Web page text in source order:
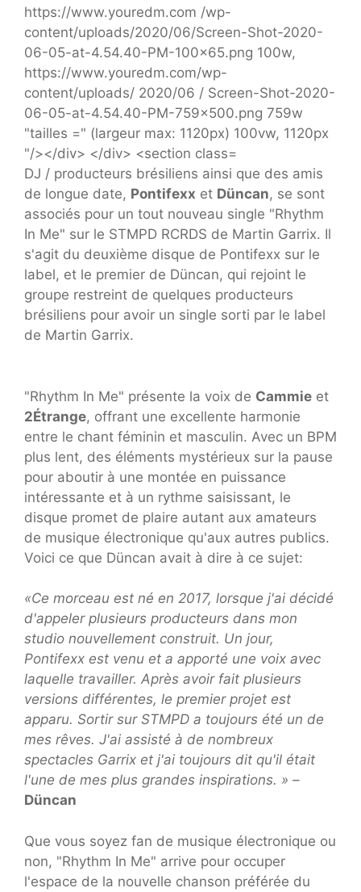
DJ / producteurs brésiliens ainsi que des amis
de longue date, Pontifexx et Düncan, se sont
associés pour un tout nouveau single "Rhythm
In Me" sur le STMPD RCRDS de Martin Garrix. Il
s'agit du deuxième disque de Pontifexx sur le
label, et le premier de Düncan, qui rejoint le
groupe restreint de quelques producteurs
brésiliens pour avoir un single sorti par le label
de Martin Garrix.
"Rhythm In Me" présente la voix de Cammie et
2Étrange, offrant une excellente harmonie
entre le chant féminin et masculin. Avec un BPM
plus lent, des éléments mystérieux sur la pause
pour aboutir à une montée en puissance
intéressante et à un rythme saisissant, le
disque promet de plaire autant aux amateurs
de musique électronique qu'aux autres publics.
Voici ce que Düncan avait à dire à ce sujet:
«Ce morceau est né en 2017, lorsque j'ai décidé
d'appeler plusieurs producteurs dans mon
studio nouvellement construit. Un jour,
Pontifexx est venu et a apporté une voix avec
laquelle travailler. Après avoir fait plusieurs
versions différentes, le premier projet est
apparu. Sortir sur STMPD a toujours été un de
mes rêves. J'ai assisté à de nombreux
spectacles Garrix et j'ai toujours dit qu'il était
l'une de mes plus grandes inspirations. » –
Düncan
Que vous soyez fan de musique électronique ou
non, "Rhythm In Me" arrive pour occuper
l'espace de la nouvelle chanson préférée du